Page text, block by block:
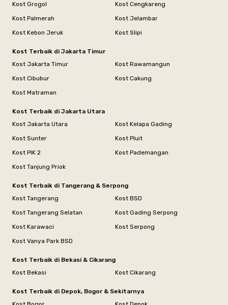
Kost Grogol
Kost Cengkareng
Kost Palmerah
Kost Jelambar
Kost Kebon Jeruk
Kost Slipi
Kost Terbaik di Jakarta Timur
Kost Jakarta Timur
Kost Rawamangun
Kost Cibubur
Kost Cakung
Kost Matraman
Kost Terbaik di Jakarta Utara
Kost Jakarta Utara
Kost Kelapa Gading
Kost Sunter
Kost Pluit
Kost PIK 2
Kost Pademangan
Kost Tanjung Priok
Kost Terbaik di Tangerang & Serpong
Kost Tangerang
Kost BSD
Kost Tangerang Selatan
Kost Gading Serpong
Kost Karawaci
Kost Serpong
Kost Vanya Park BSD
Kost Terbaik di Bekasi & Cikarang
Kost Bekasi
Kost Cikarang
Kost Terbaik di Depok, Bogor & Sekitarnya